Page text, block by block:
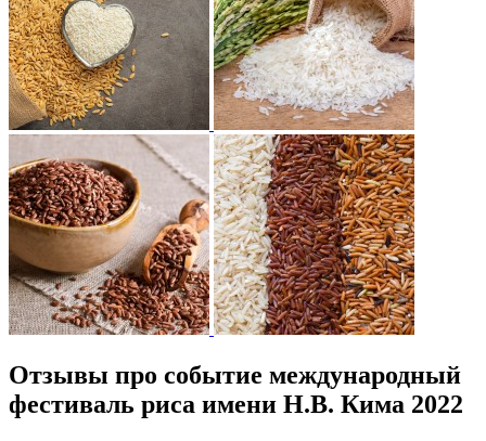
Отзывы про событие международный
фестиваль риса имени Н.В. Кима 2022